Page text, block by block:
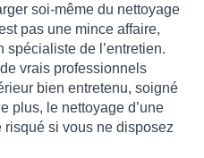
soi-même du nettoyage
pas une mince affaire,
spécialiste de l’entretien.
vrais professionnels
bien entretenu, soigné
plus, le nettoyage d’une
si vous ne disposez